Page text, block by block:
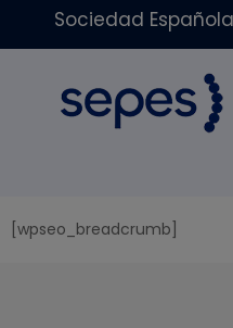
Sociedad
[wpseo_breadcrumb]